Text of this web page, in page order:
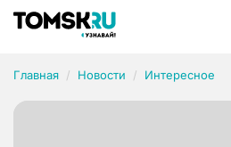
Главная Новости Интересное